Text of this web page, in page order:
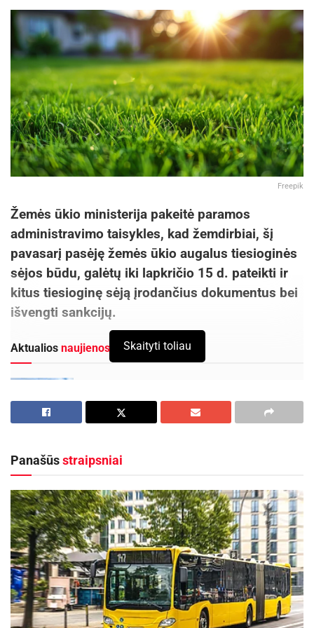
Freepik
Žemės ūkio ministerija pakeitė paramos
administravimo taisykles, kad žemdirbiai, šį
pavasarį pasėję žemės ūkio augalus tiesioginės
sėjos būdu, galėtų iki lapkričio 15 d. pateikti ir
kitus tiesioginę sėją įrodančius dokumentus bei
išvengti sankcijų.
Aktualios naujienos
2026-08-05
operacijų rinktinė „Aras“ organizuoja
tarptautines pratybas „Baltic Shadow“
DabarParamos už žemės ūkio naudmenas ir
kitus plotus bei ūkinius gyvūnus paraiškos ir
tiesioginių išmokų administravimo bei kontrolės
taisyklėsenustatyta, kad pareiškėjai, kurie nuo
2025 m. prisiėmė įsipareigojimus dalyvauti
Skaityti toliau
Panašūsstraipsniai